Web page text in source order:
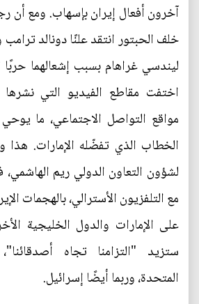
آخرون أفعال إيران بإسهاب. ومع أن
خلف الحبتور انتقد علنًا دونالد ترامب
ليندسي غراهام بسبب إشعالهما حربًا
اختفت مقاطع الفيديو التي
مواقع التواصل الاجتماعي، ما
الخطاب الذي تفضّله الإمارات. هذا
لشؤون التعاون الدولي ريم الهاشمي،
مع التلفزيون الأسترالي، بالهجمات
على الإمارات والدول الخليجية
ستزيد "التزامنا تجاه
المتحدة، وربما أيضًا إسرائيل.